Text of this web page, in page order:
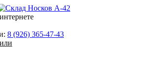
8 (926) 365-47-43
или